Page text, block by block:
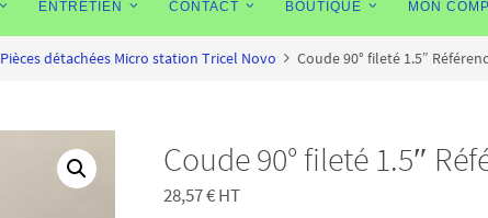
ENTRETIEN CONTACT BOUTIQUE MON
Pièces détachées Micro station Tricel Novo Coude 90° fileté 1.5″
Coude 90° fileté 1.5″
28,57€HT